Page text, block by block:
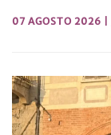
07 AGOSTO 2026